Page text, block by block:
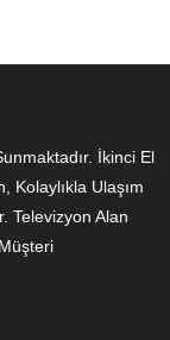
İkinci El
Kolaylıkla Ulaşım
Televizyon Alan